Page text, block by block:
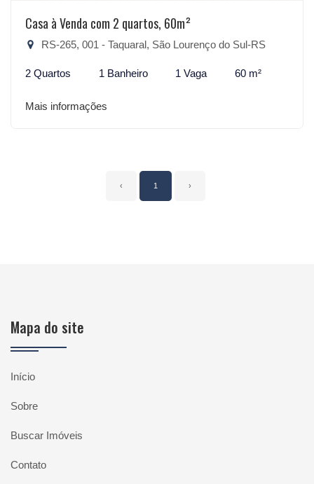
Casa à Venda com 2 quartos, 60m²
RS-265, 001 - Taquaral, São Lourenço do Sul-RS
2 Quartos 1 Banheiro 1 Vaga 60 m²
Mais informações
‹ 1 ›
Mapa do site
Início
Sobre
Buscar Imóveis
Contato